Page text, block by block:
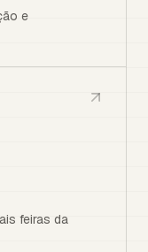
e
feiras da